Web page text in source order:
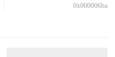
0x000006ba